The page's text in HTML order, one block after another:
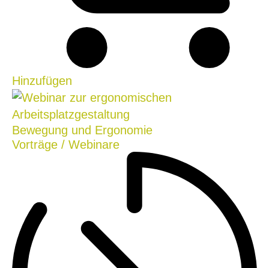
Hinzufügen
Bewegung und Ergonomie
Vorträge / Webinare